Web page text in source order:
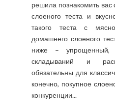
решила познакомить
слоеного теста и
такого теста с
домашнего слоеного
ниже – упрощенный,
складываний и
обязательны для
конечно, покупное
конкуренции...